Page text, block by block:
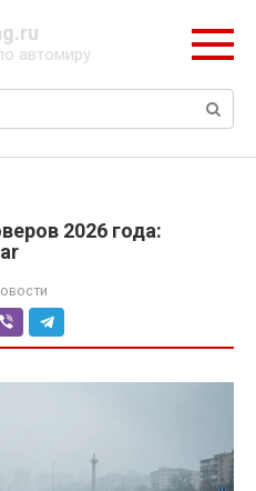
автомиру
2026 года: